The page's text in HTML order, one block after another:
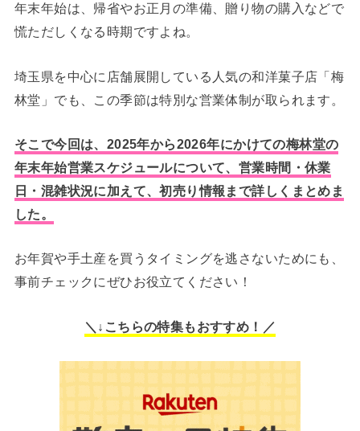
年末年始は、帰省やお正月の準備、贈り物の購入などで
慌ただしくなる時期ですよね。
埼玉県を中心に店舗展開している人気の和洋菓子店「梅
林堂」でも、この季節は特別な営業体制が取られます。
そこで今回は、2025年から2026年にかけての梅林堂の
年末年始営業スケジュールについて、営業時間・休業
日・混雑状況に加えて、初売り情報まで詳しくまとめま
した。
お年賀や手土産を買うタイミングを逃さないためにも、
事前チェックにぜひお役立てください！
＼↓こちらの特集もおすすめ！／